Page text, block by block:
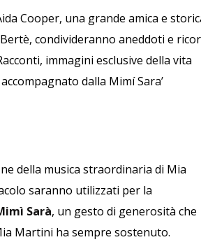
Cooper, una grande amica e
condivideranno aneddoti e
immagini esclusive della vita
dalla Mimí Sara’
della musica straordinaria di Mia
saranno utilizzati per la
Sarà, un gesto di generosità che
Martini ha sempre sostenuto.